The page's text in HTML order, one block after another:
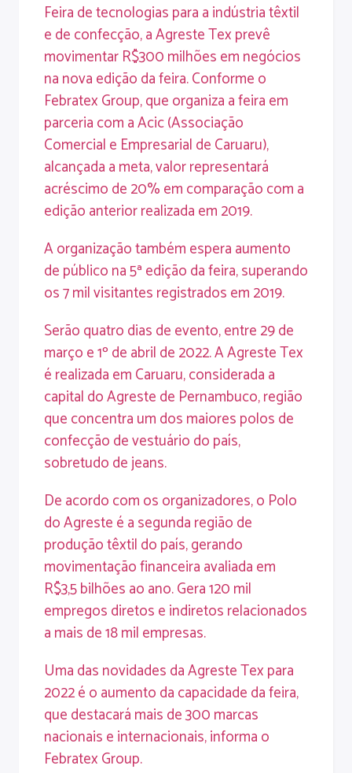
Feira de tecnologias para a indústria têxtil
e de confecção, a Agreste Tex prevê
movimentar R$300 milhões em negócios
na nova edição da feira. Conforme o
Febratex Group, que organiza a feira em
parceria com a Acic (Associação
Comercial e Empresarial de Caruaru),
alcançada a meta, valor representará
acréscimo de 20% em comparação com a
edição anterior realizada em 2019.
A organização também espera aumento
de público na 5ª edição da feira, superando
os 7 mil visitantes registrados em 2019.
Serão quatro dias de evento, entre 29 de
março e 1º de abril de 2022. A Agreste Tex
é realizada em Caruaru, considerada a
capital do Agreste de Pernambuco, região
que concentra um dos maiores polos de
confecção de vestuário do país,
sobretudo de jeans.
De acordo com os organizadores, o Polo
do Agreste é a segunda região de
produção têxtil do país, gerando
movimentação financeira avaliada em
R$3,5 bilhões ao ano. Gera 120 mil
empregos diretos e indiretos relacionados
a mais de 18 mil empresas.
Uma das novidades da Agreste Tex para
2022 é o aumento da capacidade da feira,
que destacará mais de 300 marcas
nacionais e internacionais, informa o
Febratex Group.